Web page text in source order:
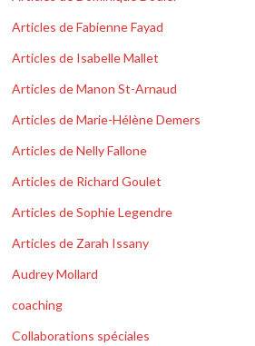
Articles de Fabienne Fayad
Articles de Isabelle Mallet
Articles de Manon St-Arnaud
Articles de Marie-Hélène Demers
Articles de Nelly Fallone
Articles de Richard Goulet
Articles de Sophie Legendre
Articles de Zarah Issany
Audrey Mollard
coaching
Collaborations spéciales